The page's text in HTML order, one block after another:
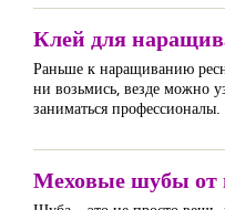
Клей для
Раньше к наращиванию
ни возьмись, везде можно
заниматься профессионалы.
Меховые шубы от